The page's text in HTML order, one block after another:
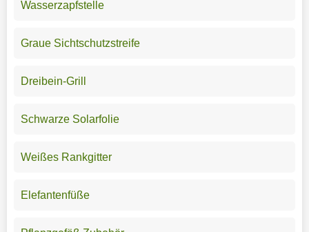
Wasserzapfstelle
Graue Sichtschutzstreife
Dreibein-Grill
Schwarze Solarfolie
Weißes Rankgitter
Elefantenfüße